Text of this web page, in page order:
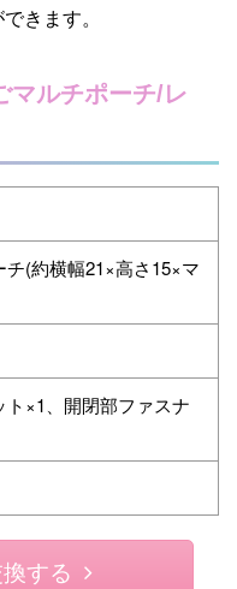
きます。
マルチポーチ/レ
チ(約横幅21×高さ15×マ
ト×1、開閉部ファスナ
する